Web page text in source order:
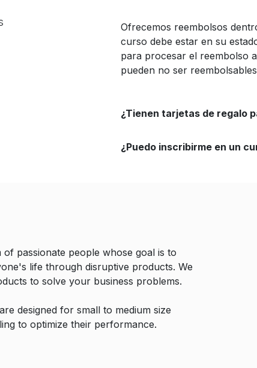
Ofrecemos reembolsos
curso debe estar en su
para procesar el reembolso
pueden no ser
¿Tienen tarjetas de regalo
¿Puedo inscribirme en un
of passionate people whose goal is to
life through disruptive products. We
to solve your business problems.
designed for small to medium size
to optimize their performance.